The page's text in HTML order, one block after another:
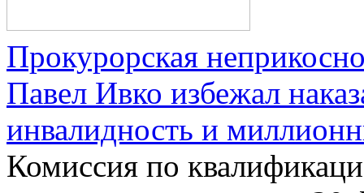
Прокурорская
Павел Ивко избежал
инвалидность и
Комиссия по